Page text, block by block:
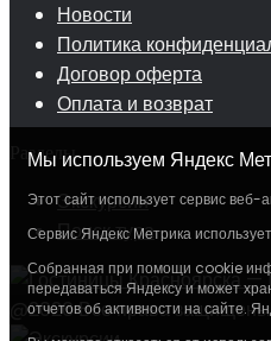
Мы используем Яндекс
Этот сайт использует сервис
Сервис Яндекс Метрика
Собранная при помощи cookie
передаваться Яндексу и может
отчетов об активности на сайте.
Новости
Политика
Договор оферта
Оплата и возврат
Разделы
Экскурсии
Поиск тура
@2026 Все права